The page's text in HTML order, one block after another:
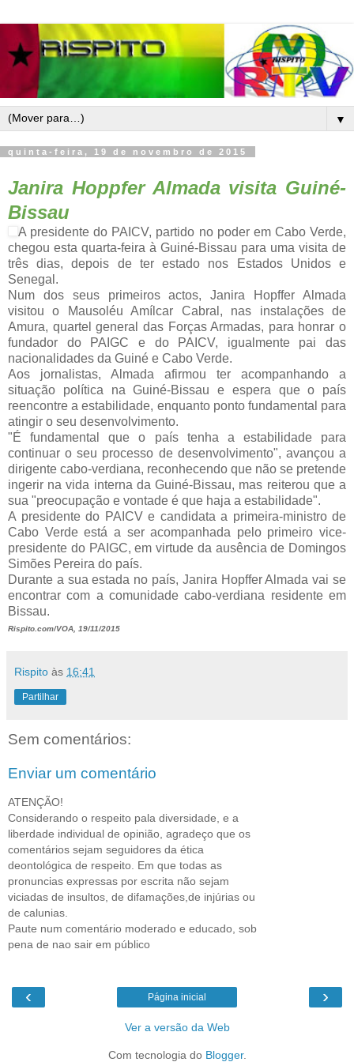
▼
quinta-feira, 19 de novembro de 2015
Janira Hoppfer Almada visita Guiné-
Bissau
A presidente do PAICV, partido no poder em Cabo Verde,
chegou esta quarta-feira à Guiné-Bissau para uma visita de
três dias, depois de ter estado nos Estados Unidos e
Senegal.
Num dos seus primeiros actos, Janira Hopffer Almada
visitou o Mausoléu Amílcar Cabral, nas instalações de
Amura, quartel general das Forças Armadas, para honrar o
fundador do PAIGC e do PAICV, igualmente pai das
nacionalidades da Guiné e Cabo Verde.
Aos jornalistas, Almada afirmou ter acompanhando a
situação política na Guiné-Bissau e espera que o país
reencontre a estabilidade, enquanto ponto fundamental para
atingir o seu desenvolvimento.
"É fundamental que o país tenha a estabilidade para
continuar o seu processo de desenvolvimento", avançou a
dirigente cabo-verdiana, reconhecendo que não se pretende
ingerir na vida interna da Guiné-Bissau, mas reiterou que a
sua "preocupação e vontade é que haja a estabilidade".
A presidente do PAICV e candidata a primeira-ministro de
Cabo Verde está a ser acompanhada pelo primeiro vice-
presidente do PAIGC, em virtude da ausência de Domingos
Simões Pereira do país.
Durante a sua estada no país, Janira Hopffer Almada vai se
encontrar com a comunidade cabo-verdiana residente em
Bissau.
Rispito.com/VOA, 19/11/2015
Rispito às 16:41
Partilhar
Sem comentários:
Enviar um comentário
ATENÇÃO!
Considerando o respeito pala diversidade, e a
liberdade individual de opinião, agradeço que os
comentários sejam seguidores da ética
deontológica de respeito. Em que todas as
pronuncias expressas por escrita não sejam
viciadas de insultos, de difamações,de injúrias ou
de calunias.
Paute num comentário moderado e educado, sob
pena de nao sair em público
‹ ›
Página inicial
Ver a versão da Web
Com tecnologia do Blogger.